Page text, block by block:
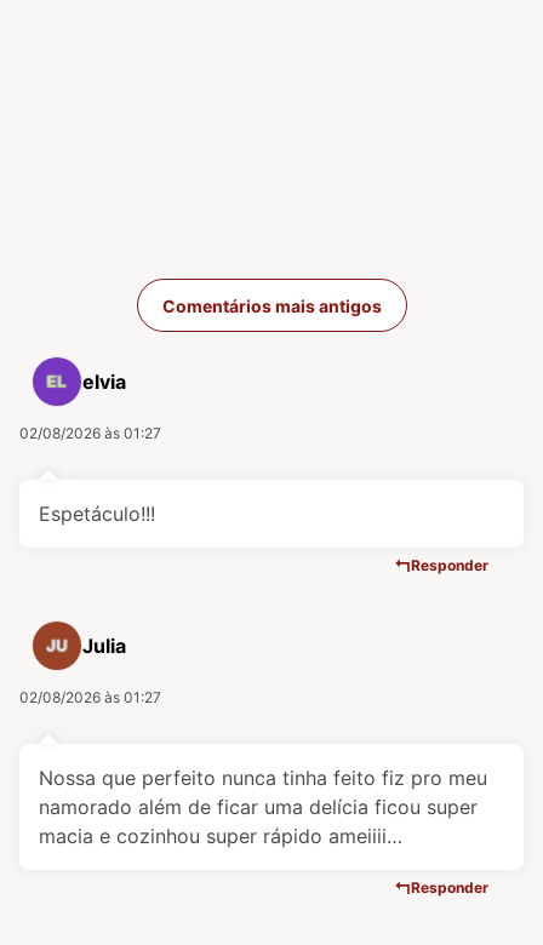
Navegação de
Comentários mais antigos
elvia
02/08/2026 às 01:27
Espetáculo!!!
Responder
Julia
02/08/2026 às 01:27
Nossa que perfeito nunca tinha feito fiz pro meu
namorado além de ficar uma delícia ficou super
macia e cozinhou super rápido ameiiii…
Responder